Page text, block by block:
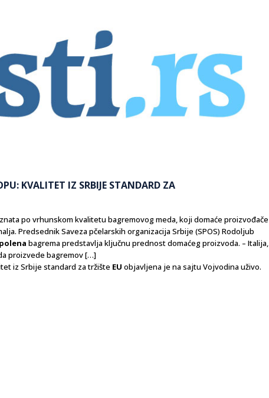
KVALITET IZ SRBIJE STANDARD ZA
po vrhunskom kvalitetu bagremovog meda, koji domaće proizvođače
Predsednik Saveza pčelarskih organizacija Srbije (SPOS) Rodoljub
polena bagrema predstavlja ključnu prednost domaćeg proizvoda. – Italija,
proizvede bagremov […]
iz Srbije standard za tržište EU objavljena je na sajtu Vojvodina uživo.